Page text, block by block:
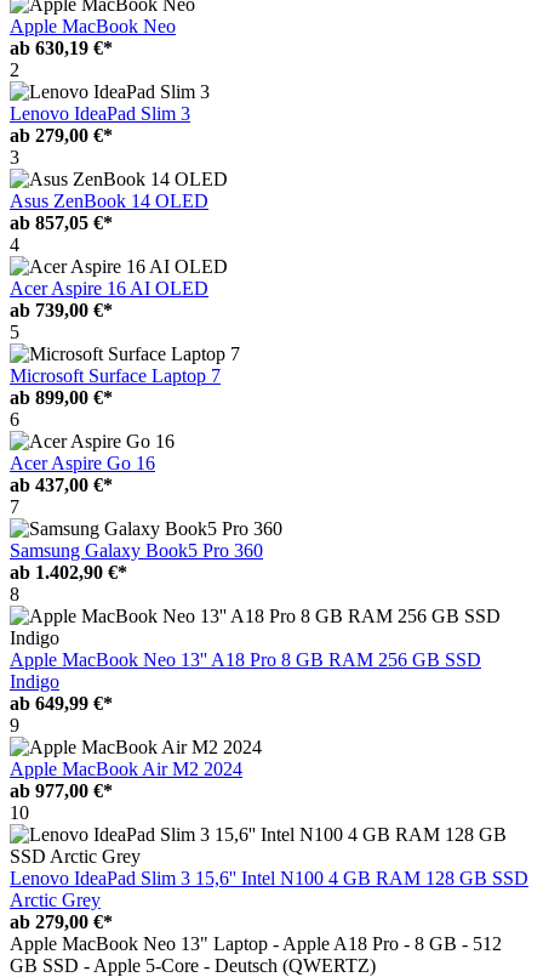
Apple MacBook Neo
ab 630,19 €*
2
Lenovo IdeaPad Slim 3
ab 279,00 €*
3
Asus ZenBook 14 OLED
ab 857,05 €*
4
Acer Aspire 16 AI OLED
ab 739,00 €*
5
Microsoft Surface Laptop 7
ab 899,00 €*
6
Acer Aspire Go 16
ab 437,00 €*
7
Samsung Galaxy Book5 Pro 360
ab 1.402,90 €*
8
Apple MacBook Neo 13'' A18 Pro 8 GB RAM 256 GB SSD
Indigo
ab 649,99 €*
9
Apple MacBook Air M2 2024
ab 977,00 €*
10
Lenovo IdeaPad Slim 3 15,6'' Intel N100 4 GB RAM 128 GB SSD
Arctic Grey
ab 279,00 €*
Apple MacBook Neo 13" Laptop - Apple A18 Pro - 8 GB - 512
GB SSD - Apple 5-Core - Deutsch (QWERTZ)